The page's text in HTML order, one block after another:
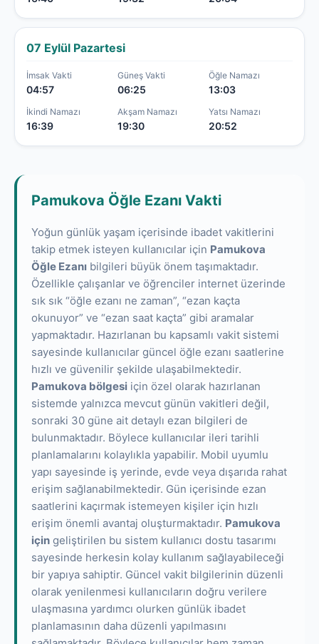
07 Eylül Pazartesi
İmsak Vakti
04:57
Güneş Vakti
06:25
Öğle Namazı
13:03
İkindi Namazı
16:39
Akşam Namazı
19:30
Yatsı Namazı
20:52
Pamukova Öğle Ezanı Vakti
Yoğun günlük yaşam içerisinde ibadet vakitlerini
takip etmek isteyen kullanıcılar için Pamukova
Öğle Ezanı bilgileri büyük önem taşımaktadır.
Özellikle çalışanlar ve öğrenciler internet üzerinde
sık sık “öğle ezanı ne zaman”, “ezan kaçta
okunuyor” ve “ezan saat kaçta” gibi aramalar
yapmaktadır. Hazırlanan bu kapsamlı vakit sistemi
sayesinde kullanıcılar güncel öğle ezanı saatlerine
hızlı ve güvenilir şekilde ulaşabilmektedir.
Pamukova bölgesi için özel olarak hazırlanan
sistemde yalnızca mevcut günün vakitleri değil,
sonraki 30 güne ait detaylı ezan bilgileri de
bulunmaktadır. Böylece kullanıcılar ileri tarihli
planlamalarını kolaylıkla yapabilir. Mobil uyumlu
yapı sayesinde iş yerinde, evde veya dışarıda rahat
erişim sağlanabilmektedir. Gün içerisinde ezan
saatlerini kaçırmak istemeyen kişiler için hızlı
erişim önemli avantaj oluşturmaktadır. Pamukova
için geliştirilen bu sistem kullanıcı dostu tasarımı
sayesinde herkesin kolay kullanım sağlayabileceği
bir yapıya sahiptir. Güncel vakit bilgilerinin düzenli
olarak yenilenmesi kullanıcıların doğru verilere
ulaşmasına yardımcı olurken günlük ibadet
planlamasının daha düzenli yapılmasını